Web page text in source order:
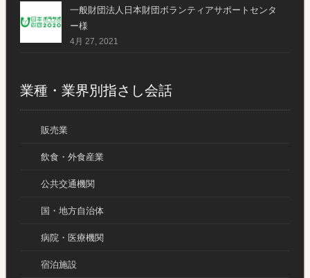
一般財団法人日本財団ボランティアサポートセンタ
ー様
4月 27, 2021
業種・業界別指さし会話
販売業
飲食・外食産業
公共交通機関
国・地方自治体
病院・医療機関
宿泊施設